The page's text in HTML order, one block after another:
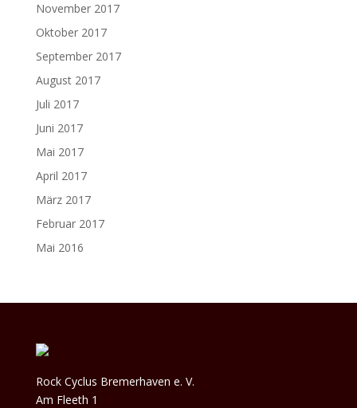
November 2017
Oktober 2017
September 2017
August 2017
Juli 2017
Juni 2017
Mai 2017
April 2017
März 2017
Februar 2017
Mai 2016
Rock Cyclus Bremerhaven e. V.
Am Fleeth 1